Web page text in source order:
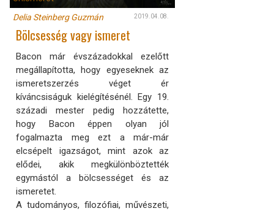
Delia Steinberg Guzmán 2019.04.08.
Bölcsesség vagy ismeret
Bacon már évszázadokkal ezelőtt
megállapította, hogy egyeseknek az
ismeretszerzés véget ér
kíváncsiságuk kielégítésénél. Egy 19.
századi mester pedig hozzátette,
hogy Bacon éppen olyan jól
fogalmazta meg ezt a már-már
elcsépelt igazságot, mint azok az
elődei, akik megkülönböztették
egymástól a bölcsességet és az
ismeretet.
A tudományos, filozófiai, művészeti,